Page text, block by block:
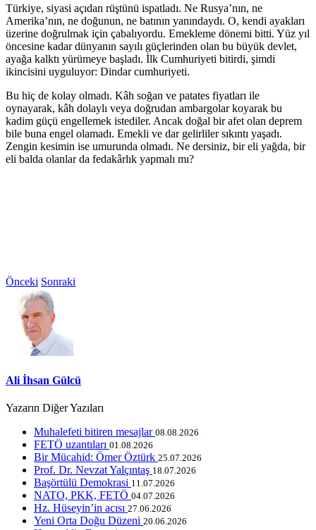
Türkiye, siyasi açıdan rüştünü ispatladı. Ne Rusya’nın, ne
Amerika’nın, ne doğunun, ne batının yanındaydı. O, kendi ayakları
üzerine doğrulmak için çabalıyordu. Emekleme dönemi bitti. Yüz yıl
öncesine kadar dünyanın sayılı güçlerinden olan bu büyük devlet,
ayağa kalktı yürümeye başladı. İlk Cumhuriyeti bitirdi, şimdi
ikincisini uyguluyor: Dindar cumhuriyeti.
Bu hiç de kolay olmadı. Kâh soğan ve patates fiyatları ile
oynayarak, kâh dolaylı veya doğrudan ambargolar koyarak bu
kadim güçü engellemek istediler. Ancak doğal bir afet olan deprem
bile buna engel olamadı. Emekli ve dar gelirliler sıkıntı yaşadı.
Zengin kesimin ise umurunda olmadı. Ne dersiniz, bir eli yağda, bir
eli balda olanlar da fedakârlık yapmalı mı?
Önceki Sonraki
Ali İhsan Gülcü
Yazarın Diğer Yazıları
Muhalefeti bitiren mesajlar 08.08.2026
FETÖ uzantıları 01.08.2026
Bir Mücahid: Ömer Öztürk 25.07.2026
Prof. Dr. Nevzat Yalçıntaş 18.07.2026
Başörtülü Demokrasi 11.07.2026
NATO, PKK, FETÖ 04.07.2026
Hz. Hüseyin’in acısı 27.06.2026
Yeni Orta Doğu Düzeni 20.06.2026